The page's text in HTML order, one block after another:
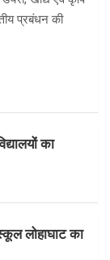
प्रबंधन की
का
लोहाघाट का